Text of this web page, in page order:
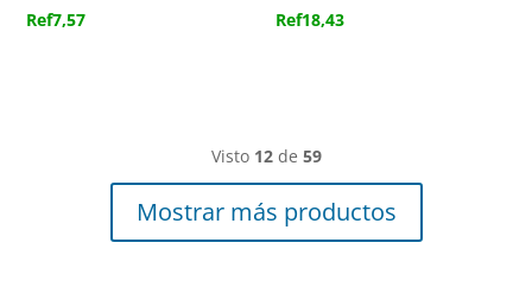
Ref7,57
Ref18,43
Visto 12de 59
Mostrar más productos